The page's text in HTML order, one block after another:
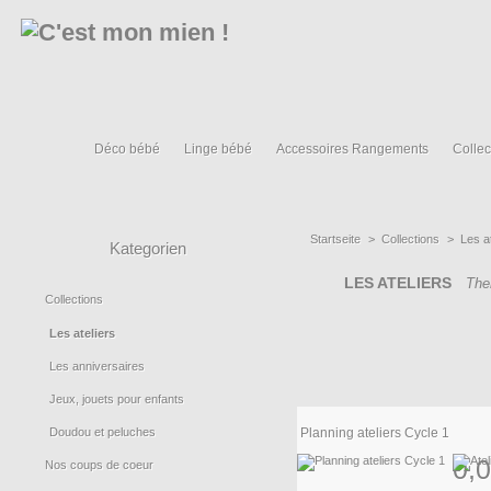
Déco bébé Linge bébé Accessoires Rangements
Kategorien
Collections
Les ateliers
Les anniversaires
Jeux, jouets pour enfants
Doudou et peluches
Nos coups de coeur
Startseite > Collections > Les
LES ATELIERS
Planning ateliers Cycle 1